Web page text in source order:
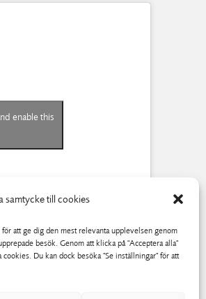
samtycke till cookies
att ge dig den mest relevanta upplevelsen genom
besök. Genom att klicka på "Acceptera alla"
Du kan dock besöka "Se inställningar" för att
enable this